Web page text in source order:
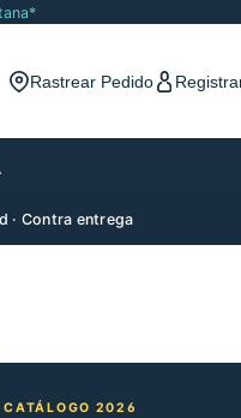
Rastrear Pedido
· Contra entrega
CATÁLOGO 2026